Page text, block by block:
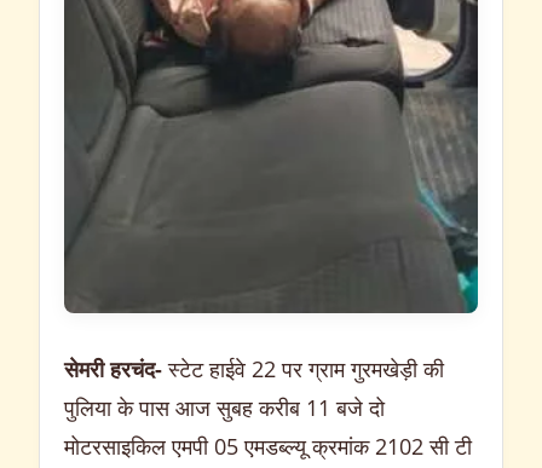
सेमरी हरचंद-स्टेट हाईवे 22 पर ग्राम गुरमखेड़ी की
पुलिया के पास आज सुबह करीब 11 बजे दो
मोटरसाइकिल एमपी 05 एमडब्ल्यू क्रमांक 2102 सी टी